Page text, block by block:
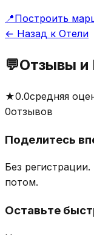
📍Построить
← Назад к Отели
💬Отзывы и
★0.0средняя
0отзывов
Поделитесь
Без
потом.
Оставьте